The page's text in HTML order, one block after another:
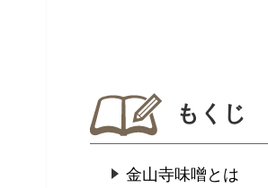
もくじ
金山寺味噌とは